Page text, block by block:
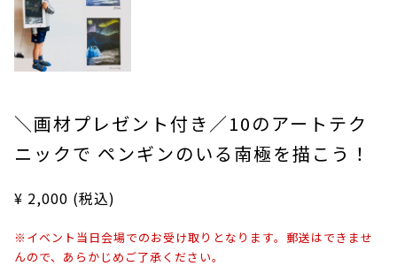
＼画材プレゼント付き／10のアートテク
ニックで ペンギンのいる南極を描こう！
¥ 2,000 (税込)
※イベント当日会場でのお受け取りとなります。郵送はできませ
んので、あらかじめご了承ください。